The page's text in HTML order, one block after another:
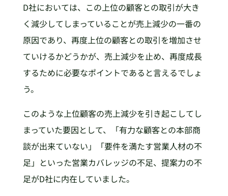
D社においては、この上位の顧客との取引が大き
く減少してしまっていることが売上減少の一番の
原因であり、再度上位の顧客との取引を増加させ
ていけるかどうかが、売上減少を止め、再度成長
するために必要なポイントであると言えるでしょ
う。
このような上位顧客の売上減少を引き起こしてし
まっていた要因として、「有力な顧客との本部商
談が出来ていない」「要件を満たす営業人材の不
足」といった営業カバレッジの不足、提案力の不
足がD社に内在していました。